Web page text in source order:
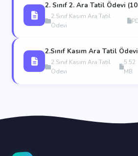
2. Sınıf 2. Ara Tatil Ödevi
2.Sınıf Kasım Ara Tatil
Ödevi
2.Sınıf Kasım Ara Tatil Ödevi
2.Sınıf Kasım Ara Tatil
Ödevi
5.52
MB